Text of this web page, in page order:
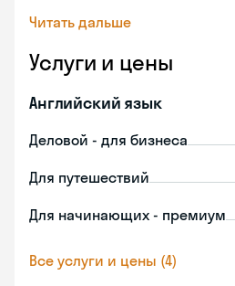
Читать дальше
Услуги и цены
Английский язык
Деловой - для бизнеса
Для путешествий
Для начинающих - премиум
Все услуги и цены (4)